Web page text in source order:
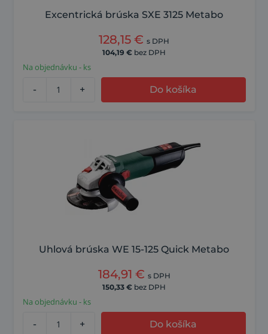
Excentrická brúska SXE 3125 Metabo
128,15 € s DPH
104,19 € bez DPH
Na objednávku - ks
- + Do košíka
Uhlová brúska WE 15-125 Quick Metabo
184,91 € s DPH
150,33 € bez DPH
Na objednávku - ks
- + Do košíka